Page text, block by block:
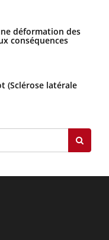
déformation des
conséquences
(Sclérose latérale